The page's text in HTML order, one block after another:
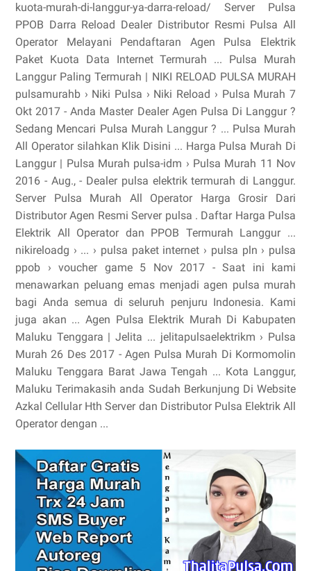
kuota-murah-di-langgur-ya-darra-reload/ Server Pulsa
PPOB Darra Reload Dealer Distributor Resmi Pulsa All
Operator Melayani Pendaftaran Agen Pulsa Elektrik
Paket Kuota Data Internet Termurah ... Pulsa Murah
Langgur Paling Termurah | NIKI RELOAD PULSA MURAH
pulsamurahb › Niki Pulsa › Niki Reload › Pulsa Murah 7
Okt 2017 - Anda Master Dealer Agen Pulsa Di Langgur ?
Sedang Mencari Pulsa Murah Langgur ? ... Pulsa Murah
All Operator silahkan Klik Disini ... Harga Pulsa Murah Di
Langgur | Pulsa Murah pulsa-idm › Pulsa Murah 11 Nov
2016 - Aug., - Dealer pulsa elektrik termurah di Langgur.
Server Pulsa Murah All Operator Harga Grosir Dari
Distributor Agen Resmi Server pulsa . Daftar Harga Pulsa
Elektrik All Operator dan PPOB Termurah Langgur ...
nikireloadg › ... › pulsa paket internet › pulsa pln › pulsa
ppob › voucher game 5 Nov 2017 - Saat ini kami
menawarkan peluang emas menjadi agen pulsa murah
bagi Anda semua di seluruh penjuru Indonesia. Kami
juga akan ... Agen Pulsa Elektrik Murah Di Kabupaten
Maluku Tenggara | Jelita ... jelitapulsaelektrikm › Pulsa
Murah 26 Des 2017 - Agen Pulsa Murah Di Kormomolin
Maluku Tenggara Barat Jawa Tengah ... Kota Langgur,
Maluku Terimakasih anda Sudah Berkunjung Di Website
Azkal Cellular Hth Server dan Distributor Pulsa Elektrik All
Operator dengan ...